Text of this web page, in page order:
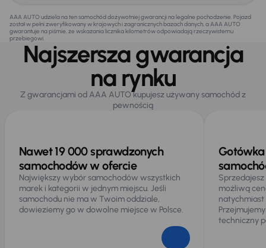
AAA AUTO udziela na ten samochód dożywotniej gwarancji na legalne pochodzenie. Pojazd
został w pełni zweryfikowany w krajowych i zagranicznych bazach danych, a AAA AUTO
gwarantuje na piśmie, że wskazania licznika kilometrów odpowiadają rzeczywistemu
przebiegowi.
Najszersza gwarancja
na rynku
Z gwarancjami od AAA AUTO kupujesz używany samochód z
pewnością
Nawet 19 000 sprawdzonych
samochodów w ofercie
Największy wybór samochodów wszystkich
marek i kategorii w jednym miejscu. Jeśli
samochodu nie ma w Twoim oddziale,
dowieziemy go w dowolne miejsce w Polsce.
możliwą
techniczny